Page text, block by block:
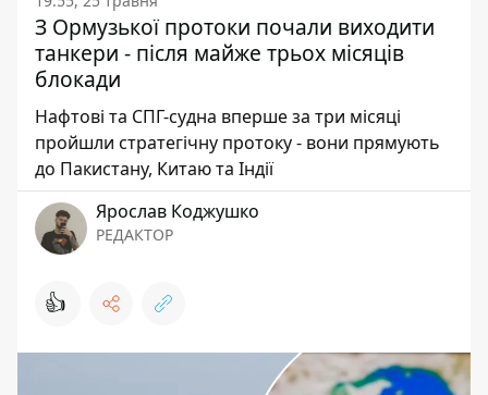
З Ормузької протоки почали виходити
танкери - після майже трьох місяців
блокади
Нафтові та СПГ-судна вперше за три місяці
пройшли стратегічну протоку - вони прямують
до Пакистану, Китаю та Індії
Ярослав Коджушко
РЕДАКТОР
👍